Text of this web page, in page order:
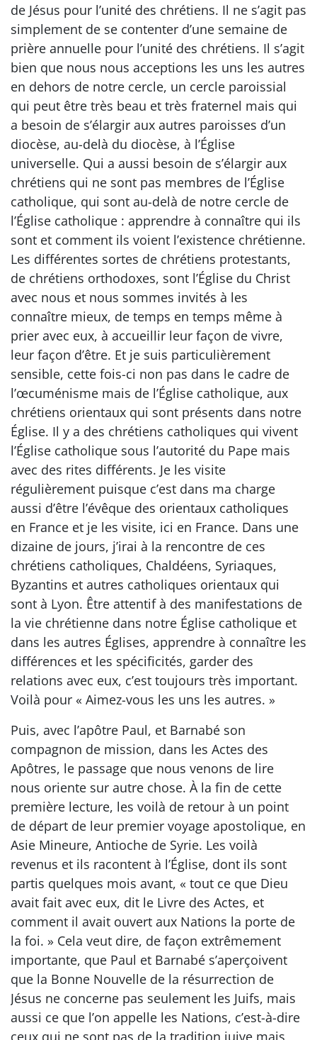
de Jésus pour l’unité des chrétiens. Il ne s’agit pas
simplement de se contenter d’une semaine de
prière annuelle pour l’unité des chrétiens. Il s’agit
bien que nous nous acceptions les uns les autres
en dehors de notre cercle, un cercle paroissial
qui peut être très beau et très fraternel mais qui
a besoin de s’élargir aux autres paroisses d’un
diocèse, au-delà du diocèse, à l’Église
universelle. Qui a aussi besoin de s’élargir aux
chrétiens qui ne sont pas membres de l’Église
catholique, qui sont au-delà de notre cercle de
l’Église catholique : apprendre à connaître qui ils
sont et comment ils voient l’existence chrétienne.
Les différentes sortes de chrétiens protestants,
de chrétiens orthodoxes, sont l’Église du Christ
avec nous et nous sommes invités à les
connaître mieux, de temps en temps même à
prier avec eux, à accueillir leur façon de vivre,
leur façon d’être. Et je suis particulièrement
sensible, cette fois-ci non pas dans le cadre de
l’œcuménisme mais de l’Église catholique, aux
chrétiens orientaux qui sont présents dans notre
Église. Il y a des chrétiens catholiques qui vivent
l’Église catholique sous l’autorité du Pape mais
avec des rites différents. Je les visite
régulièrement puisque c’est dans ma charge
aussi d’être l’évêque des orientaux catholiques
en France et je les visite, ici en France. Dans une
dizaine de jours, j’irai à la rencontre de ces
chrétiens catholiques, Chaldéens, Syriaques,
Byzantins et autres catholiques orientaux qui
sont à Lyon. Être attentif à des manifestations de
la vie chrétienne dans notre Église catholique et
dans les autres Églises, apprendre à connaître les
différences et les spécificités, garder des
relations avec eux, c’est toujours très important.
Voilà pour « Aimez-vous les uns les autres. »
Puis, avec l’apôtre Paul, et Barnabé son
compagnon de mission, dans les Actes des
Apôtres, le passage que nous venons de lire
nous oriente sur autre chose. À la fin de cette
première lecture, les voilà de retour à un point
de départ de leur premier voyage apostolique, en
Asie Mineure, Antioche de Syrie. Les voilà
revenus et ils racontent à l’Église, dont ils sont
partis quelques mois avant, « tout ce que Dieu
avait fait avec eux, dit le Livre des Actes, et
comment il avait ouvert aux Nations la porte de
la foi. » Cela veut dire, de façon extrêmement
importante, que Paul et Barnabé s’aperçoivent
que la Bonne Nouvelle de la résurrection de
Jésus ne concerne pas seulement les Juifs, mais
aussi ce que l’on appelle les Nations, c’est-à-dire
ceux qui ne sont pas de la tradition juive mais